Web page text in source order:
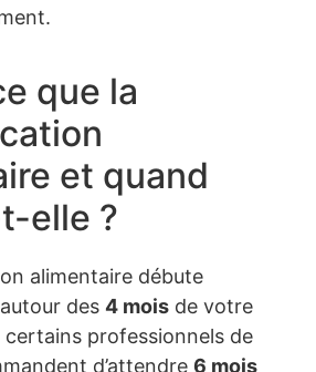
que la
et quand
elle ?
alimentaire débute
des 4 mois de votre
certains professionnels de
d’attendre 6 mois